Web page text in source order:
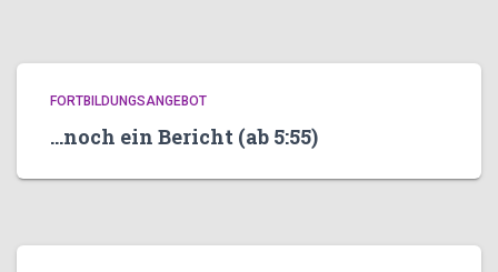
FORTBILDUNGSANGEBOT
…noch ein Bericht (ab 5:55)